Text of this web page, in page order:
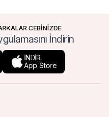
CEBİNİZDE
İndirin
İNDİR
App Store